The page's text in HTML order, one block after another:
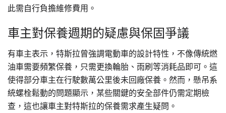
此需自行負擔維修費用。
車主對保養週期的疑慮與保固爭議
有車主表示，特斯拉曾強調電動車的設計特性，不像傳統燃
油車需要頻繁保養，只需更換輪胎、雨刷等消耗品即可。這
使得部分車主在行駛數萬公里後未回廠保養。然而，懸吊系
統螺栓鬆動的問題顯示，某些關鍵的安全部件仍需定期檢
查，這也讓車主對特斯拉的保養需求產生疑問。